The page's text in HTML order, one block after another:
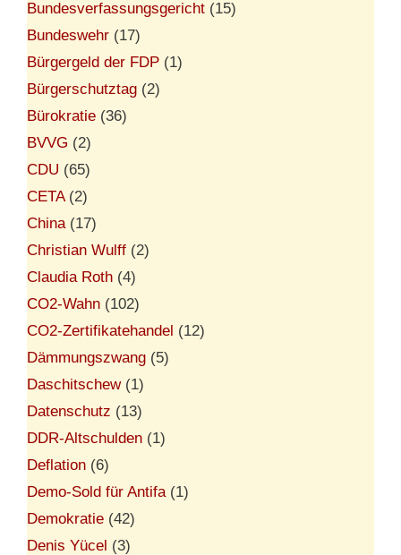
Bundesverfassungsgericht (15)
Bundeswehr (17)
Bürgergeld der FDP (1)
Bürgerschutztag (2)
Bürokratie (36)
BVVG (2)
CDU (65)
CETA(2)
China(17)
Christian Wulff (2)
Claudia Roth (4)
CO2-Wahn (102)
CO2-Zertifikatehandel (12)
Dämmungszwang (5)
Daschitschew(1)
Datenschutz (13)
DDR-Altschulden (1)
Deflation (6)
Demo-Sold für Antifa(1)
Demokratie (42)
Denis Yücel (3)